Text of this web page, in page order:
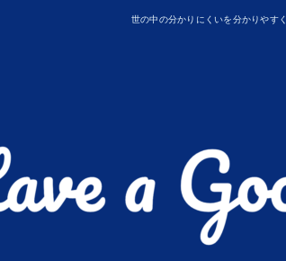
世の中の分かりにくいを分かりやすく